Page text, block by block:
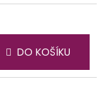
DO KOŠÍKU